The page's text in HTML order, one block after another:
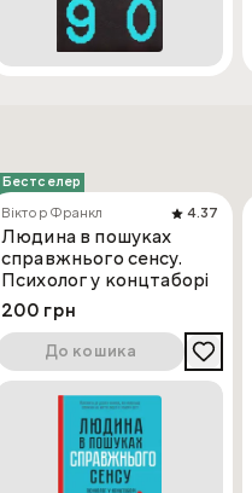
Бестселер
Віктор Франкл
4.37
Людина в пошуках
справжнього сенсу.
Психолог у концтаборі
200 грн
До кошика